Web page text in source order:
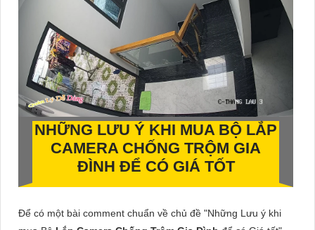
NHỮNG LƯU Ý KHI MUA BỘ LẮP
CAMERA CHỐNG TRỘM GIA
ĐÌNH ĐỂ CÓ GIÁ TỐT
Để có một bài comment chuẩn về chủ đề "Những Lưu ý khi